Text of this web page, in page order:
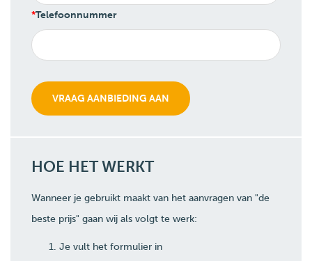
Telefoonnummer
HOE HET WERKT
Wanneer je gebruikt maakt van het aanvragen van "de
beste prijs" gaan wij als volgt te werk:
Je vult het formulier in